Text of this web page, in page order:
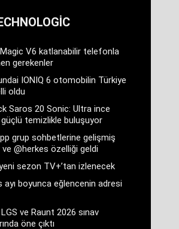
Magic V6 katlanabilir telefonla
gerekenler
IONIQ 6 otomobilin Türkiye
oldu
Saros 20 Sonic: Ultra ince
güçlü temizlikle buluşuyor
grup sohbetlerine gelişmiş
@herkes özelliği geldi
sezon TV+’tan izlenecek
boyunca eğlencenin adresi
ve Raunt 2026 sınav
öne çıktı